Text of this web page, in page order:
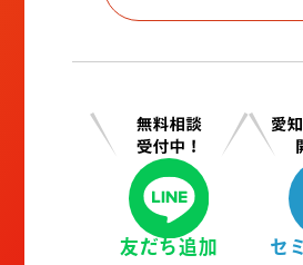
友だち追加 セ